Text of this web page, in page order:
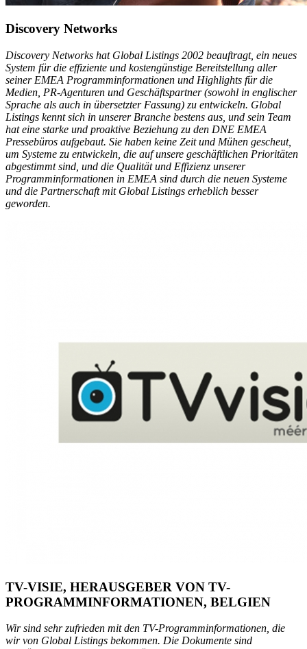
Discovery Networks
Discovery Networks hat Global Listings 2002 beauftragt, ein neues
System für die effiziente und kostengünstige Bereitstellung aller
seiner EMEA Programminformationen und Highlights für die
Medien, PR-Agenturen und Geschäftspartner (sowohl in englischer
Sprache als auch in übersetzter Fassung) zu entwickeln. Global
Listings kennt sich in unserer Branche bestens aus, und sein Team
hat eine starke und proaktive Beziehung zu den DNE EMEA
Pressebüros aufgebaut. Sie haben keine Zeit und Mühen gescheut,
um Systeme zu entwickeln, die auf unsere geschäftlichen Prioritäten
abgestimmt sind, und die Qualität und Effizienz unserer
Programminformationen in EMEA sind durch die neuen Systeme
und die Partnerschaft mit Global Listings erheblich besser
geworden.
TV-VISIE, HERAUSGEBER VON TV-
PROGRAMMINFORMATIONEN, BELGIEN
Wir sind sehr zufrieden mit den TV-Programminformationen, die
wir von Global Listings bekommen. Die Dokumente sind